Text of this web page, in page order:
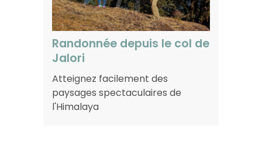
Randonnée depuis le col de
Jalori
Atteignez facilement des
paysages spectaculaires de
l'Himalaya